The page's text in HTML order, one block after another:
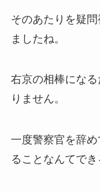
そのあたりを疑
ましたね。
右京の相棒にな
りません。
一度警察官を辞
ることなんてで